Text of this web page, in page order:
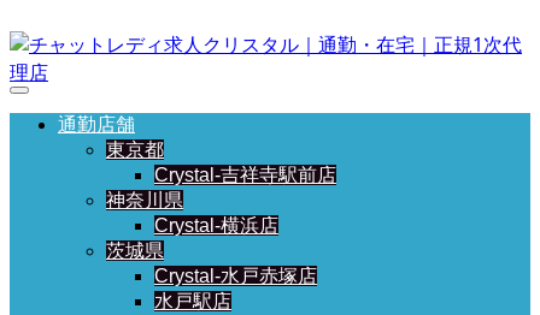
通勤店舗
東京都
Crystal-吉祥寺駅前店
神奈川県
Crystal-横浜店
茨城県
Crystal-水戸赤塚店
水戸駅店